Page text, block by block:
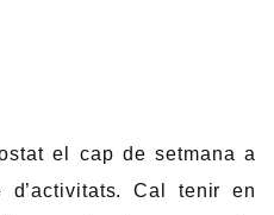
el cap de setmana a
Cal tenir en